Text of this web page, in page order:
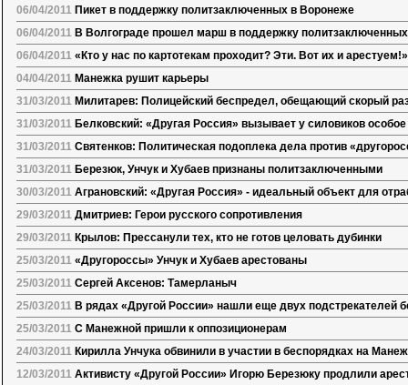
06/04/2011 Пикет в поддержку политзаключенных в Воронеже
06/04/2011 В Волгограде прошел марш в поддержку политзаключенных
06/04/2011 «Кто у нас по картотекам проходит? Эти. Вот их и арестуем!»
04/04/2011 Манежка рушит карьеры
31/03/2011 Милитарев: Полицейский беспредел, обещающий скорый
31/03/2011 Белковский: «Другая Россия» вызывает у силовиков
31/03/2011 Святенков: Политическая подоплека дела против
31/03/2011 Березюк, Унчук и Хубаев признаны политзаключенными
30/03/2011 Аграновский: «Другая Россия» - идеальный объект для
29/03/2011 Дмитриев: Герои русского сопротивления
29/03/2011 Крылов: Прессанули тех, кто не готов целовать дубинки
25/03/2011 «Другороссы» Унчук и Хубаев арестованы
25/03/2011 Сергей Аксенов: Тамерланыч
25/03/2011 В рядах «Другой России» нашли еще двух подстрекателей
25/03/2011 С Манежной пришли к оппозиционерам
24/03/2011 Кирилла Унчука обвинили в участии в беспорядках на
12/03/2011 Активисту «Другой России» Игорю Березюку продлили